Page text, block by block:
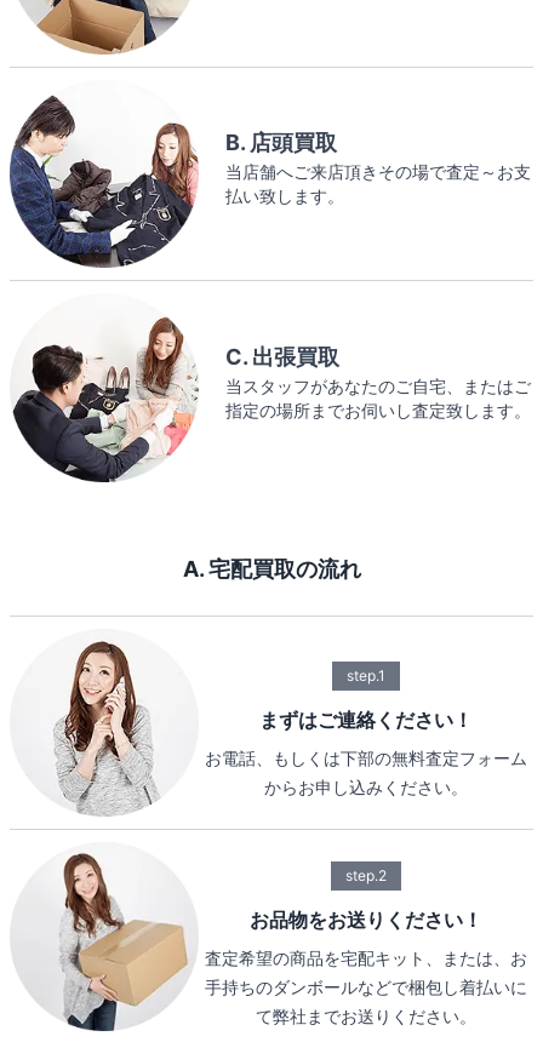
B. 店頭買取
当店舗へご来店頂きその場で査定～お支
払い致します。
C. 出張買取
当スタッフがあなたのご自宅、またはご
指定の場所までお伺いし査定致します。
A. 宅配買取の流れ
step.1
まずはご連絡ください！
お電話、もしくは下部の無料査定フォーム
からお申し込みください。
step.2
お品物をお送りください！
査定希望の商品を宅配キット、または、お
手持ちのダンボールなどで梱包し着払いに
て弊社までお送りください。